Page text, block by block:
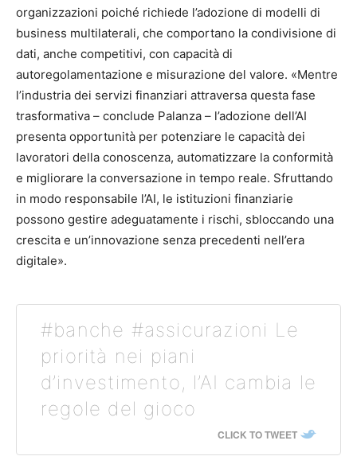
organizzazioni poiché richiede l’adozione di modelli di
business multilaterali, che comportano la condivisione di
dati, anche competitivi, con capacità di
autoregolamentazione e misurazione del valore. «Mentre
l’industria dei servizi finanziari attraversa questa fase
trasformativa – conclude Palanza – l’adozione dell’AI
presenta opportunità per potenziare le capacità dei
lavoratori della conoscenza, automatizzare la conformità
e migliorare la conversazione in tempo reale. Sfruttando
in modo responsabile l’AI, le istituzioni finanziarie
possono gestire adeguatamente i rischi, sbloccando una
crescita e un’innovazione senza precedenti nell’era
digitale».
#banche #assicurazioni Le
priorità nei piani
d’investimento, l’AI cambia le
regole del gioco
CLICK TO TWEET